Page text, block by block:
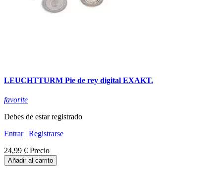
LEUCHTTURM Pie de rey digital EXAKT.
favorite
Debes de estar registrado
Entrar| Registrarse
24,99 € Precio
Añadir al carrito